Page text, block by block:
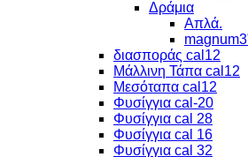
Δράμια
Απλά.
διασποράς cal12
Μάλλινη Τάπα cal12
Μεσόταπα cal12
Φυσίγγια cal-20
Φυσίγγια cal 28
Φυσίγγια cal 16
Φυσίγγια cal 32